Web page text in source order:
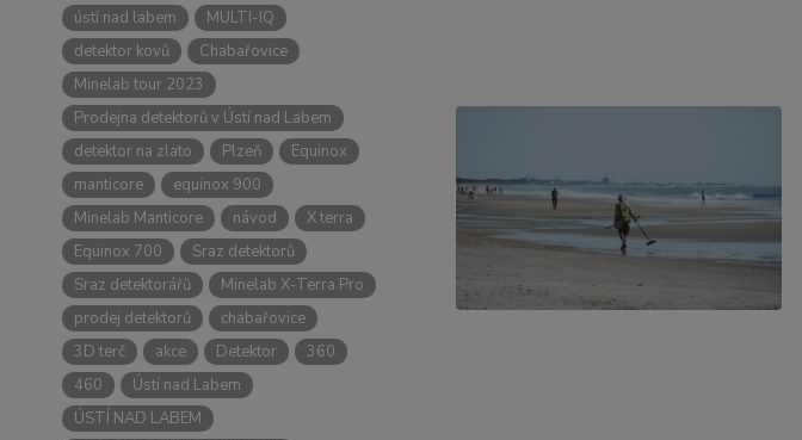
ústí nad labem
MULTI-IQ
detektor kovů
Chabařovice
Minelab tour 2023
Prodejna detektorů v Ústí nad Labem
detektor na zlato
Plzeň
Equinox
manticore
equinox 900
Minelab Manticore
návod
X terra
Equinox 700
Sraz detektorů
Sraz detektorářů
Minelab X-Terra Pro
prodej detektorů
chabařovice
3D terč
akce Detektor
360
460
Ústí nad Labem
ÚSTÍ NAD LABEM